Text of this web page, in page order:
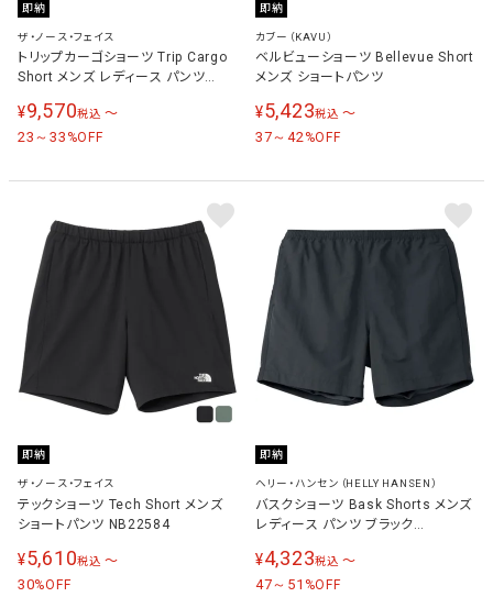
即納
ザ・ノース・フェイス
トリップカーゴショーツ Trip Cargo
Short メンズ レディース パンツ
¥9,570税込 〜
23～33 %OFF
即納
カブー（KAVU）
ベルビューショーツ Bellevue Short
メンズ ショートパンツ
¥5,423税込 〜
37～42%OFF
即納
ザ・ノース・フェイス
テックショーツ Tech Short メンズ
ショートパンツ NB22584
¥5,610税込 〜
30%OFF
即納
ヘリー・ハンセン（HELLY HANSEN）
バスクショーツ Bask Shorts メンズ
レディース パンツ ブラック
¥4,323税込 〜
47～51 %OFF